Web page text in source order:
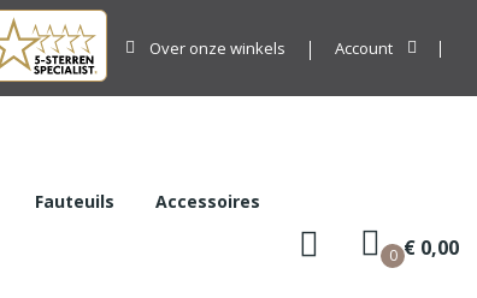
Over onze winkels Account
Fauteuils Accessoires
0 € 0,00